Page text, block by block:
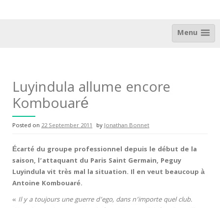
Menu
Luyindula allume encore
Kombouaré
Posted on 22 September 2011 byJonathan Bonnet
Écarté du groupe professionnel depuis le début de la
saison, l’attaquant du Paris Saint Germain, Peguy
Luyindula vit très mal la situation. Il en veut beaucoup à
Antoine Kombouaré.
« Il y a toujours une guerre d’ego, dans n’importe quel club.